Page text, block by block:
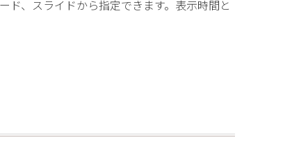
、スライドから指定できます。表示時間と